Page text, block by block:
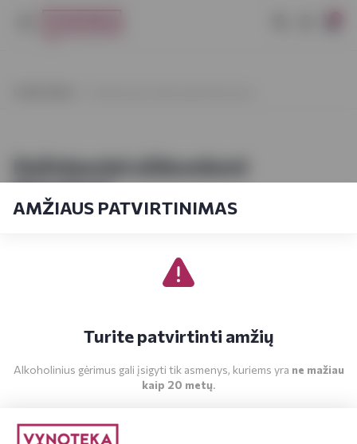
AMŽIAUS PATVIRTINIMAS
Turite patvirtinti amžių
Alkoholinius gėrimus gali įsigyti tik asmenys, kuriems yra ne mažiau
kaip 20 metų.
Dažniausiai užduodami
klausimai
Kiek laiko užtruks registracija el. parduotuvėje? Ar
sudėtinga tai atlikti?
Ar pirkėjas gali būti įmonė ir galima gauti PVM sąskaitą-